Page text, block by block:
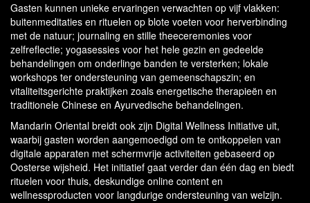
Gasten kunnen unieke ervaringen verwachten op vijf vlakken:
buitenmeditaties en rituelen op blote voeten voor herverbinding
met de natuur; journaling en stille theeceremonies voor
zelfreflectie; yogasessies voor het hele gezin en gedeelde
behandelingen om onderlinge banden te versterken; lokale
workshops ter ondersteuning van gemeenschapszin; en
vitaliteitsgerichte praktijken zoals energetische therapieën en
traditionele Chinese en Ayurvedische behandelingen.
Mandarin Oriental breidt ook zijn Digital Wellness Initiative uit,
waarbij gasten worden aangemoedigd om te ontkoppelen van
digitale apparaten met schermvrije activiteiten gebaseerd op
Oosterse wijsheid. Het initiatief gaat verder dan één dag en biedt
rituelen voor thuis, deskundige online content en
wellnessproducten voor langdurige ondersteuning van welzijn.